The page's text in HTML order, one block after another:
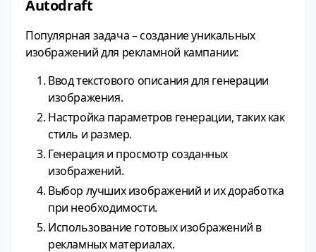
Autodraft
Популярная задача – создание уникальных
изображений для рекламной кампании:
Ввод текстового описания для генерации
изображения.
Настройка параметров генерации, таких как
стиль и размер.
Генерация и просмотр созданных
изображений.
Выбор лучших изображений и их доработка
при необходимости.
Использование готовых изображений в
рекламных материалах.